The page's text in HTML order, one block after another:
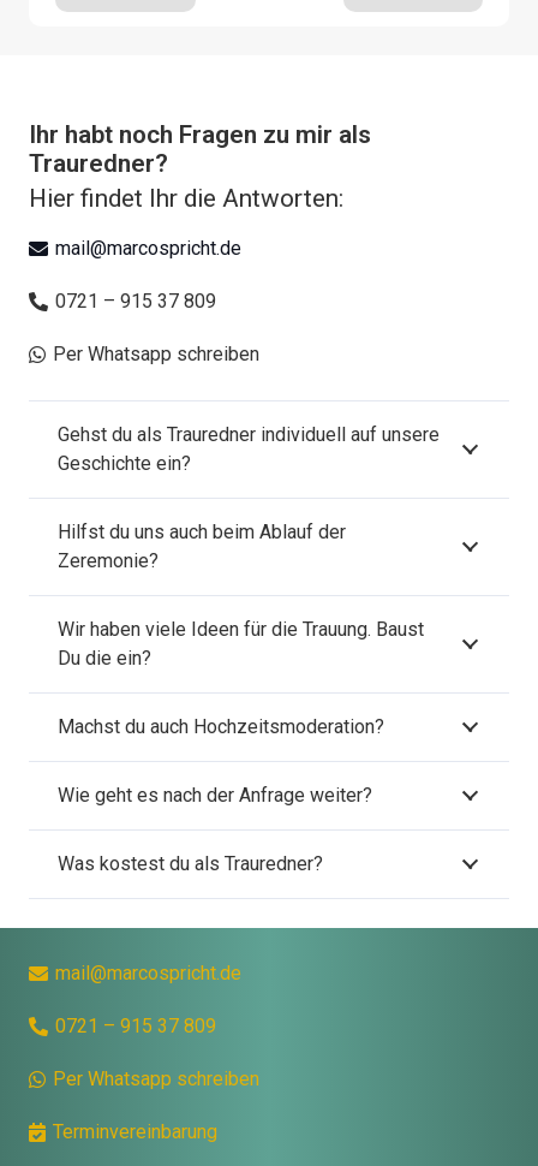
Ihr habt noch Fragen zu mir als
Trauredner?
Hier findet Ihr die Antworten:
mail@marcospricht.de
0721 – 915 37 809
Per Whatsapp schreiben
Gehst du als Trauredner individuell auf unsere
Geschichte ein?
Hilfst du uns auch beim Ablauf der
Zeremonie?
Wir haben viele Ideen für die Trauung. Baust
Du die ein?
Machst du auch Hochzeitsmoderation?
Wie geht es nach der Anfrage weiter?
Was kostest du als Trauredner?
mail@marcospricht.de
0721 – 915 37 809
Per Whatsapp schreiben
Terminvereinbarung